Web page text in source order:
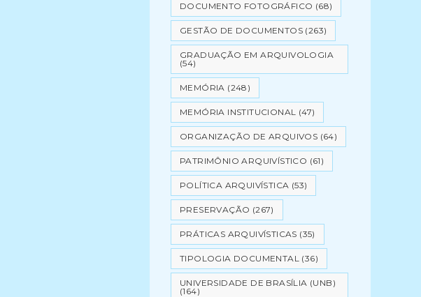
DOCUMENTO FOTOGRÁFICO (68)
GESTÃO DE DOCUMENTOS (263)
GRADUAÇÃO EM ARQUIVOLOGIA
(54)
MEMÓRIA (248)
MEMÓRIA INSTITUCIONAL (47)
ORGANIZAÇÃO DE ARQUIVOS (64)
PATRIMÔNIO ARQUIVÍSTICO (61)
POLÍTICA ARQUIVÍSTICA (53)
PRESERVAÇÃO (267)
PRÁTICAS ARQUIVÍSTICAS (35)
TIPOLOGIA DOCUMENTAL (36)
UNIVERSIDADE DE BRASÍLIA (UNB)
(164)